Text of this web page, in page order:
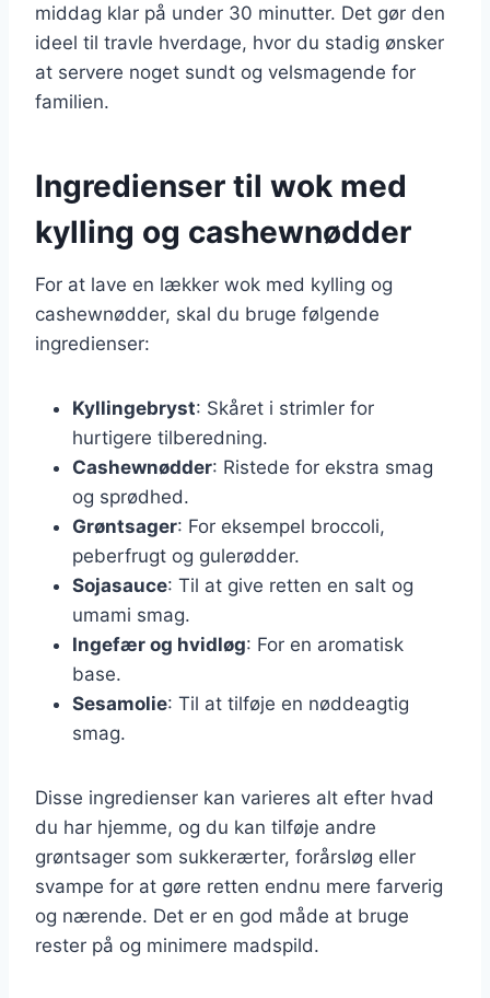
middag klar på under 30 minutter. Det gør den
ideel til travle hverdage, hvor du stadig ønsker
at servere noget sundt og velsmagende for
familien.
Ingredienser til wok med
kylling og cashewnødder
For at lave en lækker wok med kylling og
cashewnødder, skal du bruge følgende
ingredienser:
Kyllingebryst: Skåret i strimler for
hurtigere tilberedning.
Cashewnødder: Ristede for ekstra smag
og sprødhed.
Grøntsager: For eksempel broccoli,
peberfrugt og gulerødder.
Sojasauce: Til at give retten en salt og
umami smag.
Ingefær og hvidløg: For en aromatisk
base.
Sesamolie: Til at tilføje en nøddeagtig
smag.
Disse ingredienser kan varieres alt efter hvad
du har hjemme, og du kan tilføje andre
grøntsager som sukkerærter, forårsløg eller
svampe for at gøre retten endnu mere farverig
og nærende. Det er en god måde at bruge
rester på og minimere madspild.